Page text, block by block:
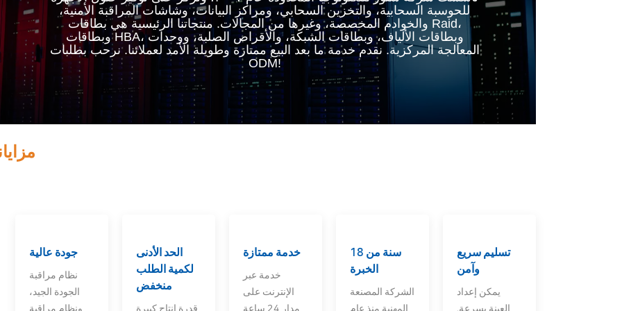
للحوسبة السحابية، والتخزين السحابي، ومراكز البيانات، وشاشات المراقبة الأمنية،
والخوادم المخصصة، وغيرها من المجالات. منتجاتنا الرئيسية هي بطاقات Raid،
وبطاقات HBA، وبطاقات الألياف، وبطاقات الشبكة، والأقراص الصلبة، ووحدات
المعالجة المركزية. نقدم خدمة ما بعد البيع ممتازة وطويلة الأمد لعملائنا. نرحب بطلبات
ODM!
جودة عالية
نظام مراقبة
الجودة الجيد،
ونظام مراقبة
الحد الأدنى
لكمية الطلب
منخفض
قدرة إنتاج كبيرة
خدمة ممتازة
خدمة عبر
الإنترنت على
مدار 24 ساعة
18 سنة من
الخبرة
الشركة المصنعة
المهنية منذ عام
تسليم سريع
وآمن
يمكن إعداد
العينة بسرعة.